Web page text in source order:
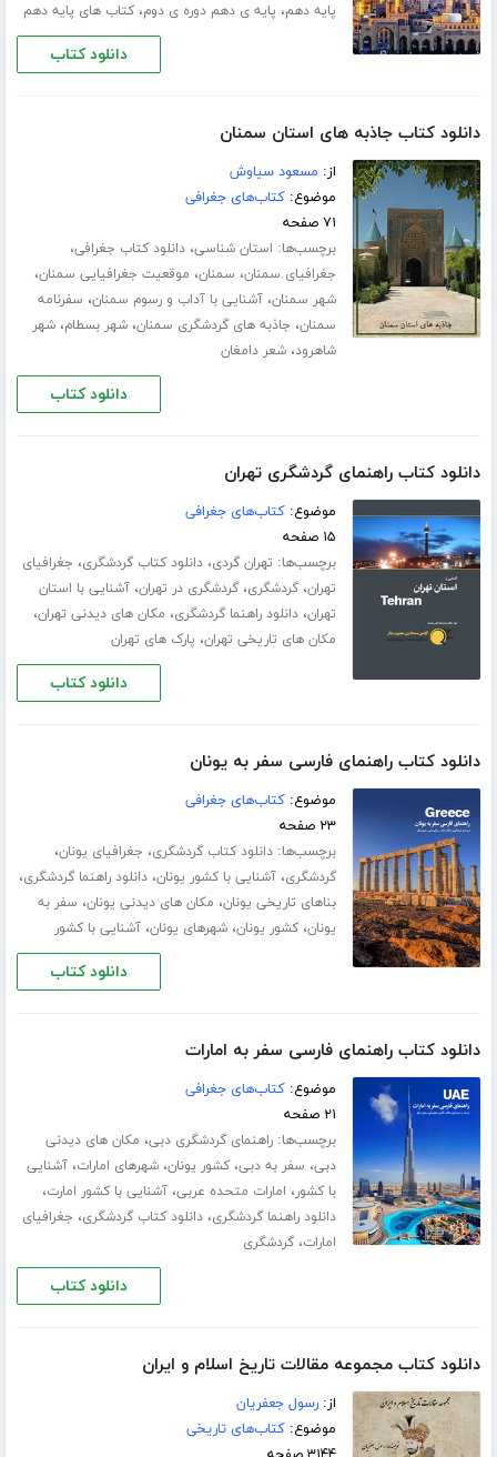
پایه دهم، پایه ی دهم دوره ی دوم،کتاب های پایه دهم
دانلود کتاب
دانلود کتاب جاذبه های استان سمنان
از: مسعود سیاوش
موضوع:کتاب‌های جغرافی
۷۱ صفحه
برچسب‌ها: استان شناسی،دانلود کتاب جغرافی،
جغرافیای سمنان، سمنان، موقعیت جغرافیایی سمنان،
شهر سمنان،آشنایی با آداب و رسوم سمنان، سفرنامه
سمنان، جاذبه های گردشگری سمنان،شهر بسطام،شهر
شاهرود،شعر دامغان
دانلود کتاب
دانلود کتاب راهنمای گردشگری تهران
موضوع:کتاب‌های جغرافی
۱۵ صفحه
برچسب‌ها: تهران گردی،دانلود کتاب گردشگری، جغرافیای
تهران،گردشگری،گردشگری در تهران،آشنایی با استان
تهران،دانلود راهنما گردشگری، مکان های دیدنی تهران،
مکان های تاریخی تهران، پارک های تهران
دانلود کتاب
دانلود کتاب راهنمای فارسی سفر به یونان
موضوع:کتاب‌های جغرافی
۲۳ صفحه
برچسب‌ها:دانلود کتاب گردشگری، جغرافیای یونان،
گردشگری،آشنایی با کشور یونان،دانلود راهنما گردشگری،
بناهای تاریخی یونان، مکان های دیدنی یونان، سفر به
یونان،کشور یونان،شهرهای یونان،آشنایی با کشور
دانلود کتاب
دانلود کتاب راهنمای فارسی سفر به امارات
موضوع:کتاب‌های جغرافی
۲۱ صفحه
برچسب‌ها:راهنمای گردشگری دبی، مکان های دیدنی
دبی، سفر به دبی،کشور یونان،شهرهای امارات،آشنایی
با کشور، امارات متحده عربی،آشنایی با کشور امارت،
دانلود راهنما گردشگری،دانلود کتاب گردشگری، جغرافیای
امارات،گردشگری
دانلود کتاب
دانلود کتاب مجموعه مقالات تاریخ اسلام و ایران
از:رسول جعفریان
موضوع:کتاب‌های تاریخی